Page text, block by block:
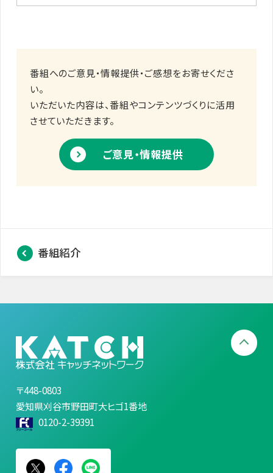
番組へのご意見・情報提供・ご感想をお寄せくださ
い。
いただいた内容は、番組やコンテンツづくりに活用
させていただきます。
ご意見・情報提供
番組紹介
〒448-0803
愛知県刈谷市野田町大ヒゴ1番地
0120-2-39391